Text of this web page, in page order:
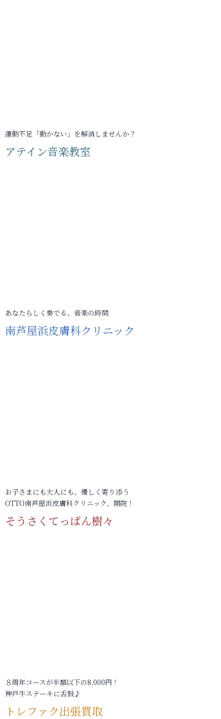
運動不足「動かない」を解消しませんか？
アテイン音楽教室
あなたらしく奏でる、音楽の時間
南芦屋浜皮膚科クリニック
お子さまにも大人にも、優しく寄り添う
OTTO南芦屋浜皮膚科クリニック、開院！
そうさくてっぱん樹々
８周年コースが半額以下の8,000円！
神戸牛ステーキに舌鼓♪
トレファク出張買取